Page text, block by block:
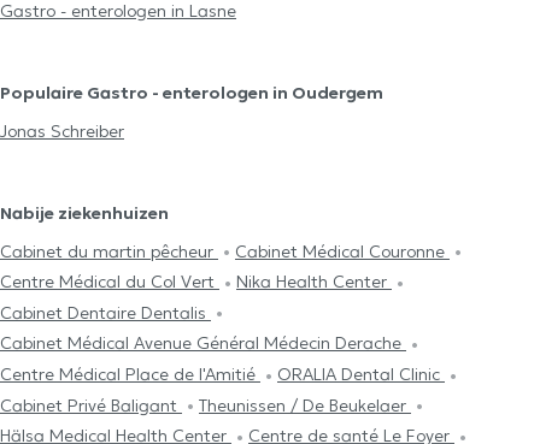
Gastro - enterologen in Lasne
Populaire Gastro - enterologen in Oudergem
Jonas Schreiber
Nabije ziekenhuizen
Cabinet du martin pêcheur
Cabinet Médical Couronne
Centre Médical du Col Vert
Nika Health Center
Cabinet Dentaire Dentalis
Cabinet Médical Avenue Général Médecin Derache
Centre Médical Place de l'Amitié
ORALIA Dental Clinic
Cabinet Privé Baligant
Theunissen / De Beukelaer
Hälsa Medical Health Center
Centre de santé Le Foyer